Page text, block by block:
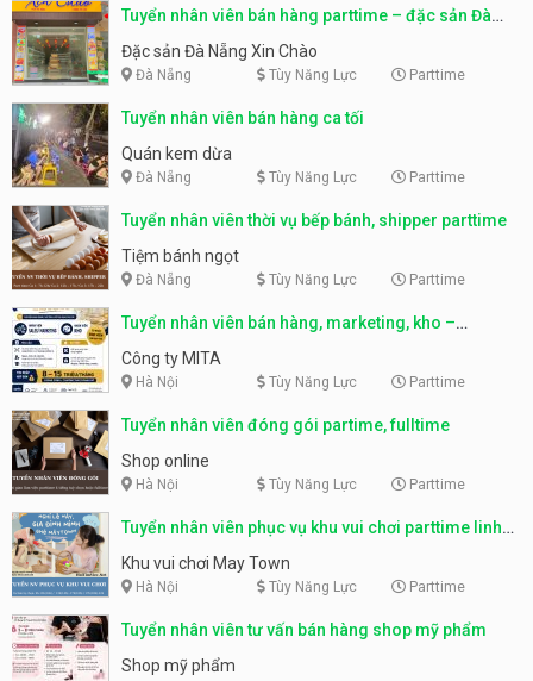
Tuyển nhân viên bán hàng parttime – đặc sản Đà
Nẵng
Đặc sản Đà Nẵng Xin Chào
Đà Nẵng Tùy Năng Lực Parttime
Tuyển nhân viên bán hàng ca tối
Quán kem dừa
Đà Nẵng Tùy Năng Lực Parttime
Tuyển nhân viên thời vụ bếp bánh, shipper parttime
Tiệm bánh ngọt
Đà Nẵng Tùy Năng Lực Parttime
Tuyển nhân viên bán hàng, marketing, kho –
parttime, fulltime
Công ty MITA
Hà Nội Tùy Năng Lực Parttime
Tuyển nhân viên đóng gói partime, fulltime
Shop online
Hà Nội Tùy Năng Lực Parttime
Tuyển nhân viên phục vụ khu vui chơi parttime linh
động
Khu vui chơi May Town
Hà Nội Tùy Năng Lực Parttime
Tuyển nhân viên tư vấn bán hàng shop mỹ phẩm
Shop mỹ phẩm